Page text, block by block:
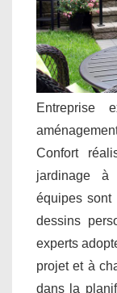
Entreprise
Confort
jardinage à
équipes sont
dessins
experts
projet et à
dans la